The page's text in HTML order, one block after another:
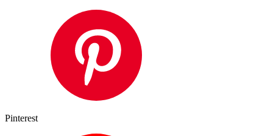
Pinterest